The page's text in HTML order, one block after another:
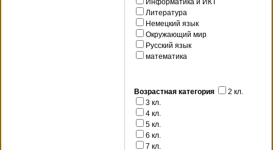
Информатика и ИКТ
Литература
Немецкий язык
Окружающий мир
Русский язык
математика
Возрастная категория
2 кл.
3 кл.
4 кл.
5 кл.
6 кл.
7 кл.